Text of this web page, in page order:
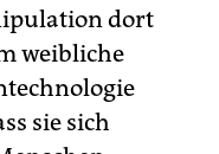
dort
weibliche
sie sich